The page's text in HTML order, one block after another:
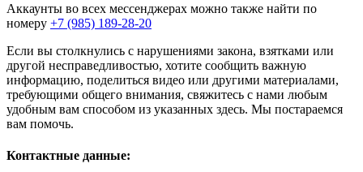
Аккаунты во всех мессенджерах можно также найти по
номеру +7 (985) 189-28-20
Если вы столкнулись с нарушениями закона, взятками или
другой несправедливостью, хотите сообщить важную
информацию, поделиться видео или другими материалами,
требующими общего внимания, свяжитесь с нами любым
удобным вам способом из указанных здесь. Мы постараемся
вам помочь.
Контактные данные: